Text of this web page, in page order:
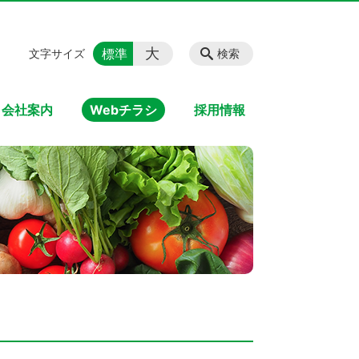
会社案内 Webチラシ 採用情報
検索
文字サイズ 標準 大